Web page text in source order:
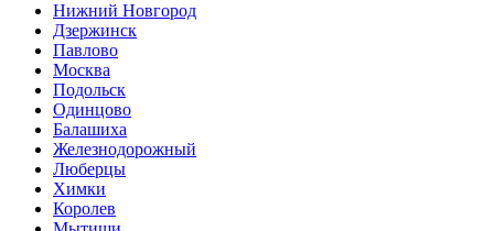
Нижний Новгород
Дзержинск
Павлово
Москва
Подольск
Одинцово
Балашиха
Железнодорожный
Люберцы
Химки
Королев